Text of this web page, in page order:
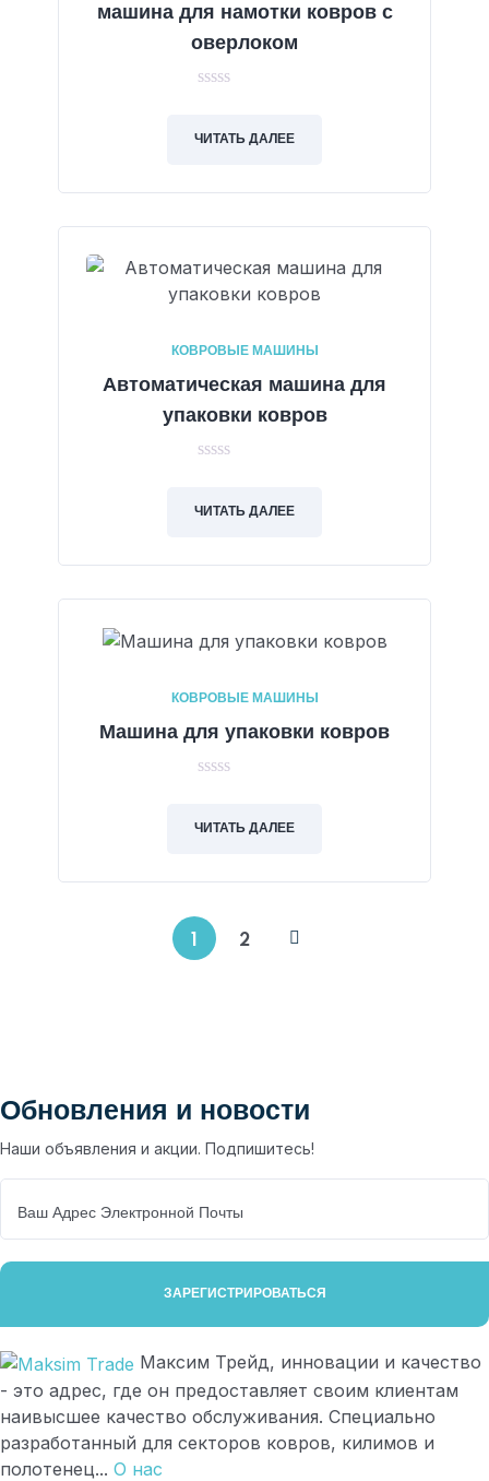
машина для намотки ковров с
оверлоком
of
ЧИТАТЬ ДАЛЕЕ
КОВРОВЫЕ МАШИНЫ
Автоматическая машина для
упаковки ковров
of
ЧИТАТЬ ДАЛЕЕ
КОВРОВЫЕ МАШИНЫ
Машина для упаковки ковров
of
ЧИТАТЬ ДАЛЕЕ
1 2
Обновления и новости
Наши объявления и акции. Подпишитесь!
Максим Трейд, инновации и качество
- это адрес, где он предоставляет своим клиентам
наивысшее качество обслуживания. Специально
разработанный для секторов ковров, килимов и
полотенец... О нас